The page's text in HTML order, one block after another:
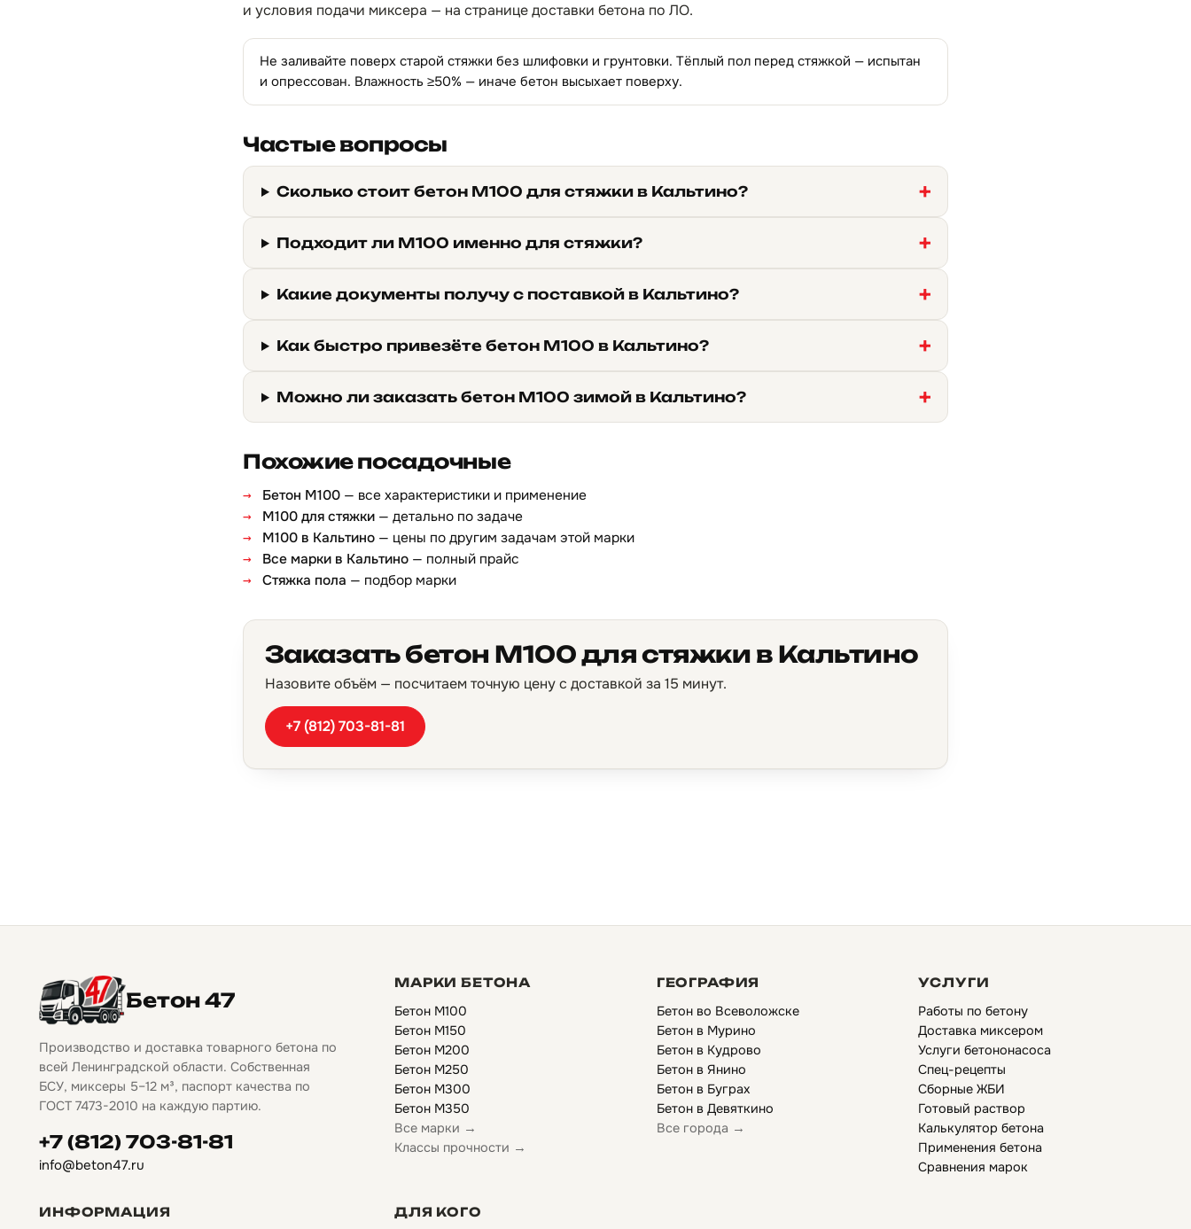
и условия подачи миксера — на страницедоставки бетона по ЛО.
Не заливайте поверх старой стяжки без шлифовки и грунтовки. Тёплый пол перед стяжкой — испытан
и опрессован. Влажность ≥50% — иначе бетон высыхает поверху.
Частые вопросы
Сколько стоит бетон М100 для стяжки в Кальтино?
Подходит ли М100 именно для стяжки?
Какие документы получу с поставкой в Кальтино?
Как быстро привезёте бетон М100 в Кальтино?
Можно ли заказать бетон М100 зимой в Кальтино?
Похожие посадочные
Бетон М100 — все характеристики и применение
М100 для стяжки — детально по задаче
М100 в Кальтино — цены по другим задачам этой марки
Все марки в Кальтино — полный прайс
Стяжка пола — подбор марки
Заказать бетон М100 для стяжки в Кальтино
Назовите объём — посчитаем точную цену с доставкой за 15 минут.
+7 (812) 703-81-81
Бетон 47
Производство и доставка товарного бетона по
всей Ленинградской области. Собственная
БСУ, миксеры 5–12 м³, паспорт качества по
ГОСТ 7473-2010 на каждую партию.
+7 (812) 703-81-81
info@beton47.ru
МАРКИ БЕТОНА
Бетон М100
Бетон М150
Бетон М200
Бетон М250
Бетон М300
Бетон М350
Все марки →
Классы прочности →
ГЕОГРАФИЯ
Бетон во Всеволожске
Бетон в Мурино
Бетон в Кудрово
Бетон в Янино
Бетон в Буграх
Бетон в Девяткино
Все города →
УСЛУГИ
Работы по бетону
Доставка миксером
Услуги бетононасоса
Спец-рецепты
Сборные ЖБИ
Готовый раствор
Калькулятор бетона
Применения бетона
Сравнения марок
ИНФОРМАЦИЯ ДЛЯ КОГО